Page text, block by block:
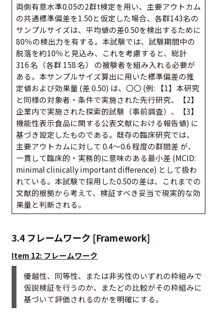
両側有意水準0.05の2群t検定を用い、主要アウトカム
の共通標準偏差を1.50と仮定した場合、各群143名の
サンプルサイズは、平均値の差0.50を検出するために
80％の検出力を有する。本試験では、試験期間中の
脱落を約10％と見込み、これを考慮すると、総計
316 名（各群 158 名） の被験者を組み入れる必要が
ある。本サンプルサイズ算出に用いた標準偏差の推
定値および効果量 (差 0.50) は、〇〇 (例: 【1】本研究
と同様の対象者・条件で実施された先行研究、【2】
企業内で実施された探索的試験（事前調査）、【3】
機能性表示食品に関する公表文献における報告値) に
基づき設定したものである。既存の臨床研究では、
主要アウトカムに対して 0.4〜0.6 程度の群間差 が、
一貫して臨床的・実務的に意味のある最小差 (MCID:
minimal clinically important difference) として扱わ
れている。本試験で採用した0.50の差は、これまでの
文献的根拠から考えて、検証すべき妥当で現実的な効
果量と判断される。
3.4 フレームワーク [Framework]
Item 12: フレームワーク
優越性、同等性、または非劣性のいずれの枠組みで
仮説検証を行うのか、またどの比較がその枠組みに
基づいて評価されるのかを明確にする。